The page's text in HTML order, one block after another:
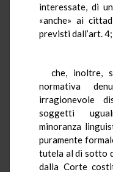
interessate, di
«anche» ai
previsti dall’art. 4;
che, inoltre,
normativa
irragionevole
soggetti
minoranza
puramente
tutela al di sotto
dalla Corte